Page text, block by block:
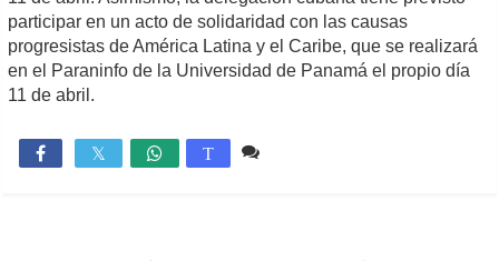
participar en un acto de solidaridad con las causas
progresistas de América Latina y el Caribe, que se realizará
en el Paraninfo de la Universidad de Panamá el propio día
11 de abril.
 T